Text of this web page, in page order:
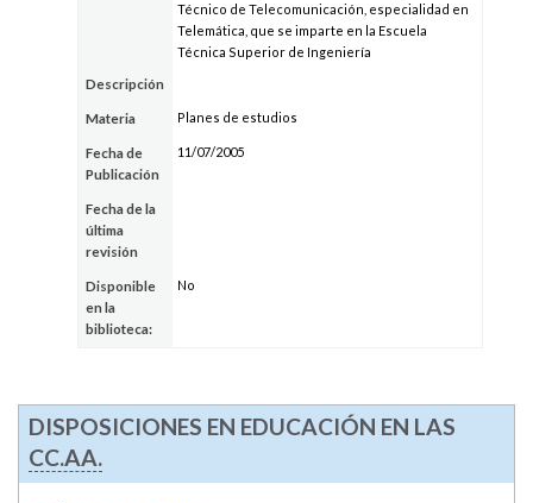
Técnico de Telecomunicación, especialidad en
Telemática, que se imparte en la Escuela
Técnica Superior de Ingeniería
Descripción
Materia Planes de estudios
Fecha de
Publicación
11/07/2005
Fecha de la
última
revisión
Disponible
en la
biblioteca:
No
DISPOSICIONES EN EDUCACIÓN EN LAS
CC.AA.